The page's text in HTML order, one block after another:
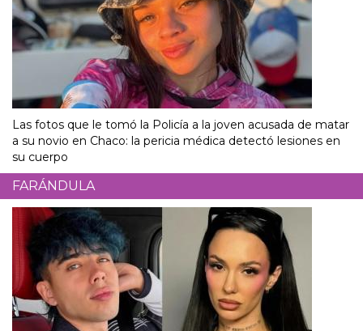
Las fotos que le tomó la Policía a la joven acusada de matar
a su novio en Chaco: la pericia médica detectó lesiones en
su cuerpo
FARÁNDULA